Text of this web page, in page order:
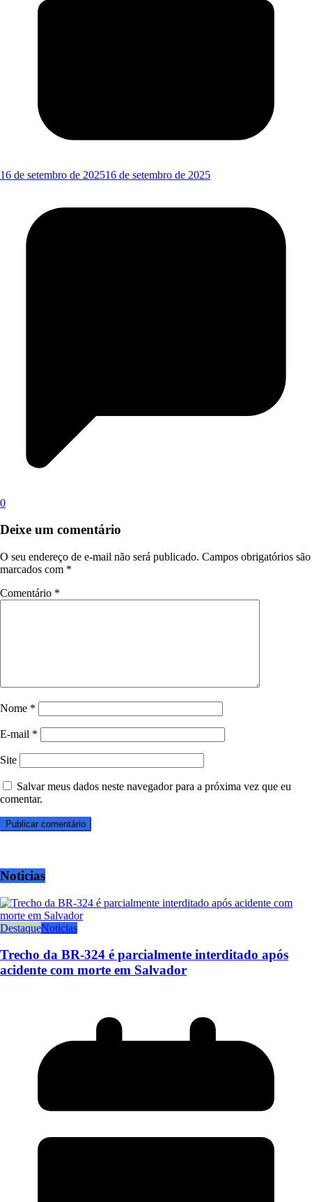
16 de setembro de 202516 de setembro de 2025
0
Deixe um comentário
O seu endereço de e-mail não será publicado. Campos obrigatórios são
marcados com *
Comentário *
Nome *
E-mail *
Site
Salvar meus dados neste navegador para a próxima vez que eu
comentar.
Noticias
DestaqueNoticias
Trecho da BR-324 é parcialmente interditado após
acidente com morte em Salvador